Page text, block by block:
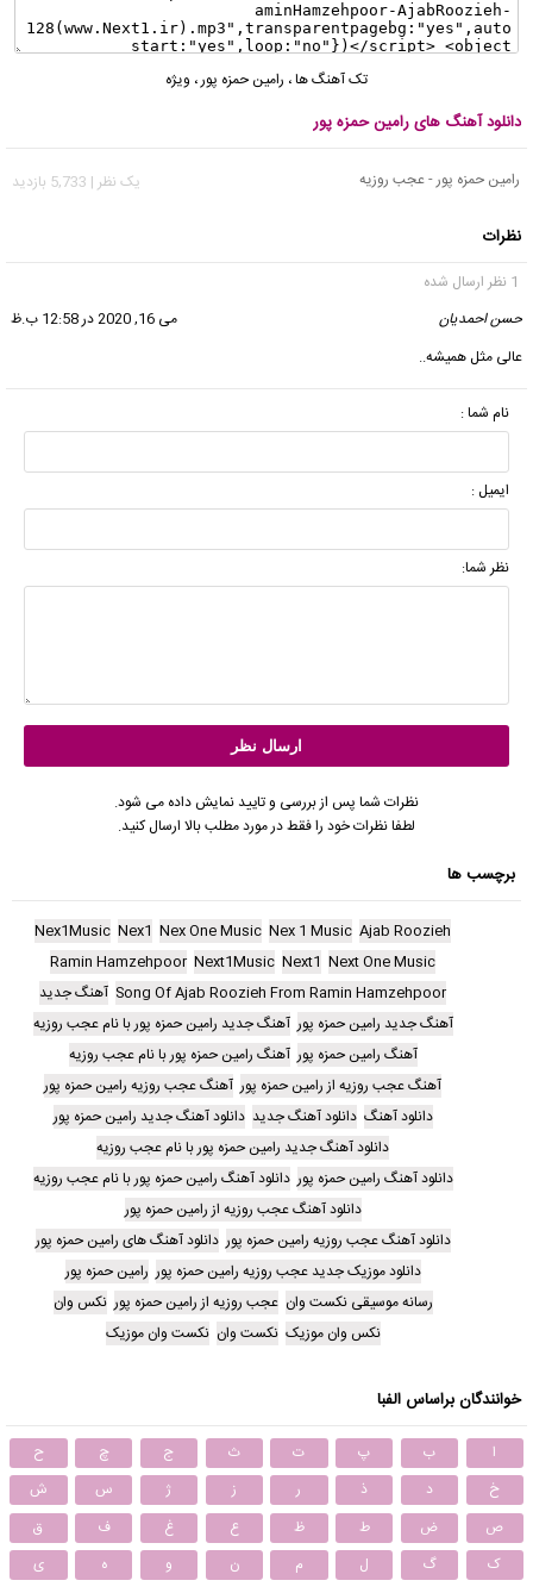
تک آهنگ ها، رامین حمزه پور، ویژه
دانلود آهنگ های رامین حمزه پور
رامین حمزه پور - عجب روزیه يک نظر | 5,733 بازدید
نظرات
1 نظر ارسال شده
حسن احمدیان
می 16, 2020 در 12:58 ب.ظ
عالی مثل همیشه..
نام شما :
ایمیل :
نظر شما:
نظرات شما پس از بررسی و تایید نمایش داده می شود.
لطفا نظرات خود را فقط در مورد مطلب بالا ارسال کنید.
برچسب ها
Ajab Roozieh
Nex 1 Music
Nex One Music
Nex1
Nex1Music
Next One Music
Next1
Next1Music
Ramin Hamzehpoor
Song Of Ajab Roozieh From Ramin Hamzehpoor آهنگ جدید
آهنگ جدید رامین حمزه پور آهنگ جدید رامین حمزه پور با نام عجب روزیه
آهنگ رامین حمزه پور آهنگ رامین حمزه پور با نام عجب روزیه
آهنگ عجب روزیه از رامین حمزه پور آهنگ عجب روزیه رامین حمزه پور
دانلود آهنگ دانلود آهنگ جدید دانلود آهنگ جدید رامین حمزه پور
دانلود آهنگ جدید رامین حمزه پور با نام عجب روزیه
دانلود آهنگ رامین حمزه پور دانلود آهنگ رامین حمزه پور با نام عجب روزیه
دانلود آهنگ عجب روزیه از رامین حمزه پور
دانلود آهنگ عجب روزیه رامین حمزه پور دانلود آهنگ های رامین حمزه پور
دانلود موزیک جدید عجب روزیه رامین حمزه پور رامین حمزه پور
رسانه موسیقی نکست وان عجب روزیه از رامین حمزه پور نکس وان
نکس وان موزیک نکست وان نکست وان موزیک
خوانندگان براساس الفبا
ا ب پ ت ث ج چ
ح
خ
د ذ ر ز ژ س
ش
ص
ض ط ظ ع غ ف
ق
ک
گ ل م ن و ه ی